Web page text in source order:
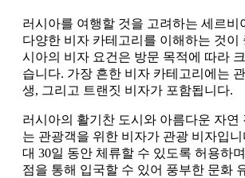
러시아를 여행할 것을 고려하는 세르비
다양한 비자 카테고리를 이해하는 것이
시아의 비자 요건은 방문 목적에 따라
습니다. 가장 흔한 비자 카테고리에는
생, 그리고 트랜짓 비자가 포함됩니다.
러시아의 활기찬 도시와 아름다운 자연
는 관광객을 위한 비자가 관광 비자입니
대 30일 동안 체류할 수 있도록 허용하
점을 통해 입국할 수 있어 풍부한 문화